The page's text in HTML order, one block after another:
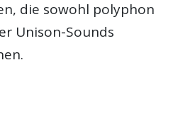
die sowohl polyphon
Unison-Sounds